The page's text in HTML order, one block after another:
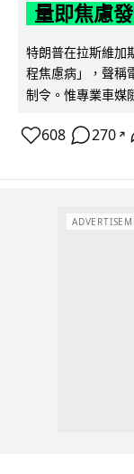
量即焦慮
特朗普在拉斯維加
程焦慮病」，聲稱
制令。惟專業車媒
608 270 ↗